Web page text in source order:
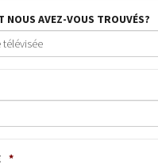
NOUS AVEZ-VOUS TROUVÉS?
*